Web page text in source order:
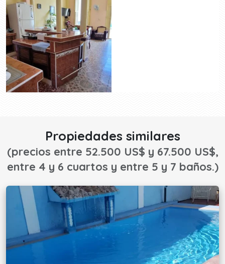
Propiedades similares
(precios entre 52.500 US$ y 67.500 US$,
entre 4 y 6 cuartos y entre 5 y 7 baños.)